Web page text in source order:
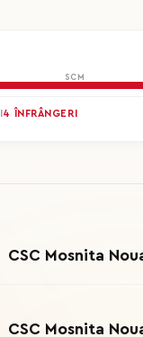
SCM
4 ÎNFRÂNGERI
CSC Mosnita
CSC Mosnita